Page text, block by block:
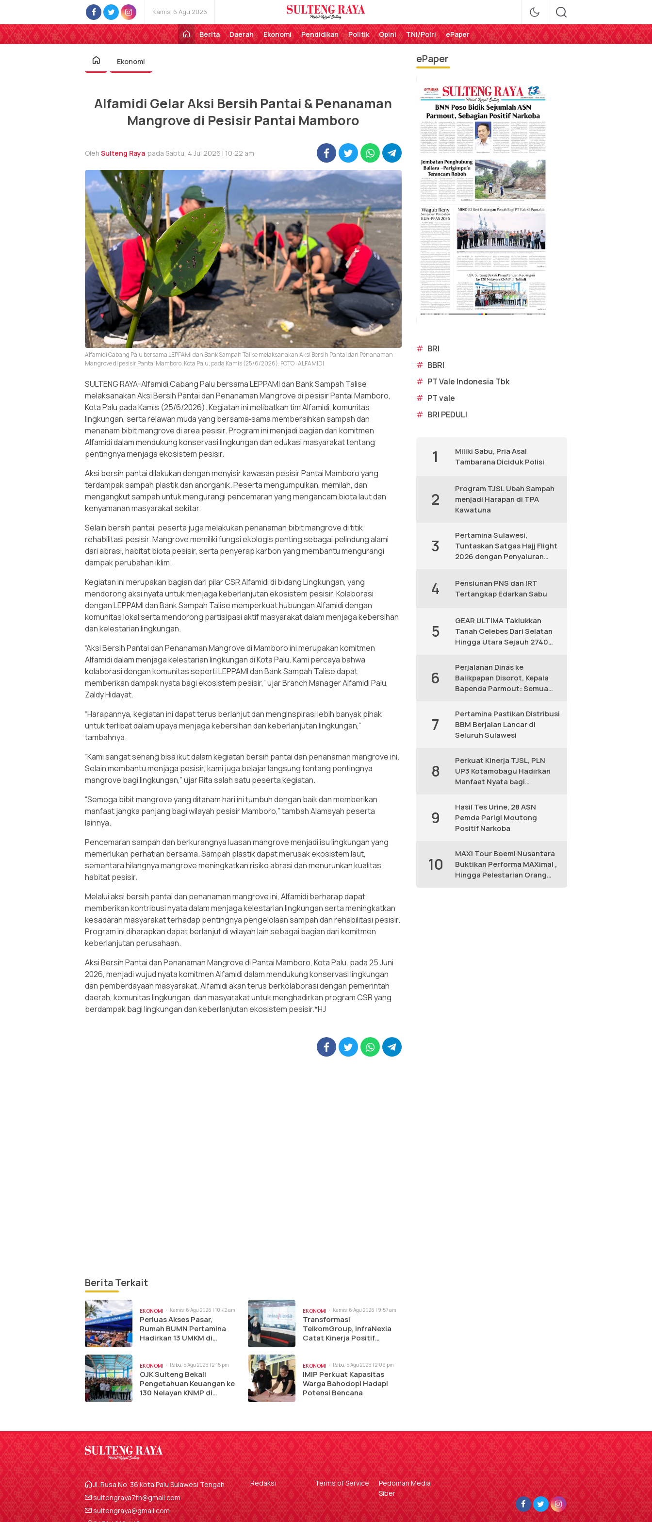
Kamis, 6 Agu 2026
Sulteng Raya
Perekat Rakyat Sulteng
Berita
Daerah Ekonomi Pendidikan Politik Opini TNI/Polri ePaper
Ekonomi
Alfamidi Gelar Aksi Bersih Pantai & Penanaman
Mangrove di Pesisir Pantai Mamboro
Oleh Sulteng Raya pada Sabtu, 4 Jul 2026 | 10:22 am
Alfamidi Cabang Palu bersama LEPPAMI dan Bank Sampah Talise melaksanakan Aksi Bersih Pantai dan Penanaman
Mangrove di pesisir Pantai Mamboro, Kota Palu, pada Kamis (25/6/2026). FOTO : ALFAMIDI
SULTENG RAYA-Alfamidi Cabang Palu bersama LEPPAMI dan Bank Sampah Talise
melaksanakan Aksi Bersih Pantai dan Penanaman Mangrove di pesisir Pantai Mamboro,
Kota Palu pada Kamis (25/6/2026). Kegiatan ini melibatkan tim Alfamidi, komunitas
lingkungan, serta relawan muda yang bersama‑sama membersihkan sampah dan
menanam bibit mangrove di area pesisir. Program ini menjadi bagian dari komitmen
Alfamidi dalam mendukung konservasi lingkungan dan edukasi masyarakat tentang
pentingnya menjaga ekosistem pesisir.
Aksi bersih pantai dilakukan dengan menyisir kawasan pesisir Pantai Mamboro yang
terdampak sampah plastik dan anorganik. Peserta mengumpulkan, memilah, dan
mengangkut sampah untuk mengurangi pencemaran yang mengancam biota laut dan
kenyamanan masyarakat sekitar.
Selain bersih pantai, peserta juga melakukan penanaman bibit mangrove di titik
rehabilitasi pesisir. Mangrove memiliki fungsi ekologis penting sebagai pelindung alami
dari abrasi, habitat biota pesisir, serta penyerap karbon yang membantu mengurangi
dampak perubahan iklim.
Kegiatan ini merupakan bagian dari pilar CSR Alfamidi di bidang Lingkungan, yang
mendorong aksi nyata untuk menjaga keberlanjutan ekosistem pesisir. Kolaborasi
dengan LEPPAMI dan Bank Sampah Talise memperkuat hubungan Alfamidi dengan
komunitas lokal serta mendorong partisipasi aktif masyarakat dalam menjaga kebersihan
dan kelestarian lingkungan.
“Aksi Bersih Pantai dan Penanaman Mangrove di Mamboro ini merupakan komitmen
Alfamidi dalam menjaga kelestarian lingkungan di Kota Palu. Kami percaya bahwa
kolaborasi dengan komunitas seperti LEPPAMI dan Bank Sampah Talise dapat
memberikan dampak nyata bagi ekosistem pesisir,” ujar Branch Manager Alfamidi Palu,
Zaldy Hidayat.
“Harapannya, kegiatan ini dapat terus berlanjut dan menginspirasi lebih banyak pihak
untuk terlibat dalam upaya menjaga kebersihan dan keberlanjutan lingkungan,”
tambahnya.
“Kami sangat senang bisa ikut dalam kegiatan bersih pantai dan penanaman mangrove ini.
Selain membantu menjaga pesisir, kami juga belajar langsung tentang pentingnya
mangrove bagi lingkungan,” ujar Rita salah satu peserta kegiatan.
“Semoga bibit mangrove yang ditanam hari ini tumbuh dengan baik dan memberikan
manfaat jangka panjang bagi wilayah pesisir Mamboro,” tambah Alamsyah peserta
lainnya.
Pencemaran sampah dan berkurangnya luasan mangrove menjadi isu lingkungan yang
memerlukan perhatian bersama. Sampah plastik dapat merusak ekosistem laut,
sementara hilangnya mangrove meningkatkan risiko abrasi dan menurunkan kualitas
habitat pesisir.
Melalui aksi bersih pantai dan penanaman mangrove ini, Alfamidi berharap dapat
memberikan kontribusi nyata dalam menjaga kelestarian lingkungan serta meningkatkan
kesadaran masyarakat terhadap pentingnya pengelolaan sampah dan rehabilitasi pesisir.
Program ini diharapkan dapat berlanjut di wilayah lain sebagai bagian dari komitmen
keberlanjutan perusahaan.
Aksi Bersih Pantai dan Penanaman Mangrove di Pantai Mamboro, Kota Palu, pada 25 Juni
2026, menjadi wujud nyata komitmen Alfamidi dalam mendukung konservasi lingkungan
dan pemberdayaan masyarakat. Alfamidi akan terus berkolaborasi dengan pemerintah
daerah, komunitas lingkungan, dan masyarakat untuk menghadirkan program CSR yang
berdampak bagi lingkungan dan keberlanjutan ekosistem pesisir.*HJ
Berita Terkait
EKONOMI Kamis, 6 Agu 2026 | 10:42 am
Perluas Akses Pasar,
Rumah BUMN Pertamina
Hadirkan 13 UMKM di
EKONOMI Kamis, 6 Agu 2026 | 9:57 am
Transformasi
TelkomGroup, InfraNexia
Catat Kinerja Positif
EKONOMI Rabu, 5 Agu 2026 | 2:15 pm
OJK Sulteng Bekali
Pengetahuan Keuangan ke
130 Nelayan KNMP di
EKONOMI Rabu, 5 Agu 2026 | 2:09 pm
IMIP Perkuat Kapasitas
Warga Bahodopi Hadapi
Potensi Bencana
ePaper
# BRI
# BBRI
# PT Vale Indonesia Tbk
# PT vale
# BRI PEDULI
1
Miliki Sabu, Pria Asal
Tambarana Diciduk Polisi
2
Program TJSL Ubah Sampah
menjadi Harapan di TPA
Kawatuna
3
Pertamina Sulawesi,
Tuntaskan Satgas Hajj Flight
2026 dengan Penyaluran
4
Pensiunan PNS dan IRT
Tertangkap Edarkan Sabu
5
GEAR ULTIMA Taklukkan
Tanah Celebes Dari Selatan
Hingga Utara Sejauh 2740
6
Perjalanan Dinas ke
Balikpapan Disorot, Kepala
Bapenda Parmout: Semua
7
Pertamina Pastikan Distribusi
BBM Berjalan Lancar di
Seluruh Sulawesi
8
Perkuat Kinerja TJSL, PLN
UP3 Kotamobagu Hadirkan
Manfaat Nyata bagi
9
Hasil Tes Urine, 28 ASN
Pemda Parigi Moutong
Positif Narkoba
10
MAXi Tour Boemi Nusantara
Buktikan Performa MAXimal ,
Hingga Pelestarian Orang
Jl. Rusa No. 36 Kota Palu Sulawesi Tengah
sultengraya7th@gmail.com
sultengraya@gmail.com
Redaksi Terms of Service
Pedoman Media
Siber